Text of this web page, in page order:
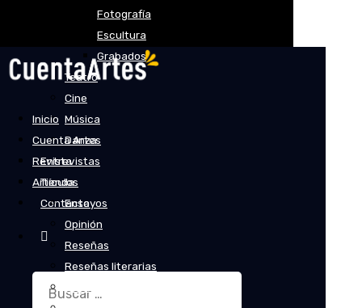
Fotografía
Escultura
Grabados
Teatro
Cine
Música
Danza
Entrevistas
Tienda
Contacto
Buscar:
Inicio
Cuenta Artes
Revista
Artículos
Ensayos
Opinión
Reseñas
Reseñas literarias